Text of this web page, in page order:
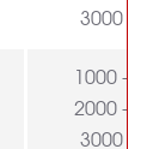
3000
1000 -
2000 -
3000